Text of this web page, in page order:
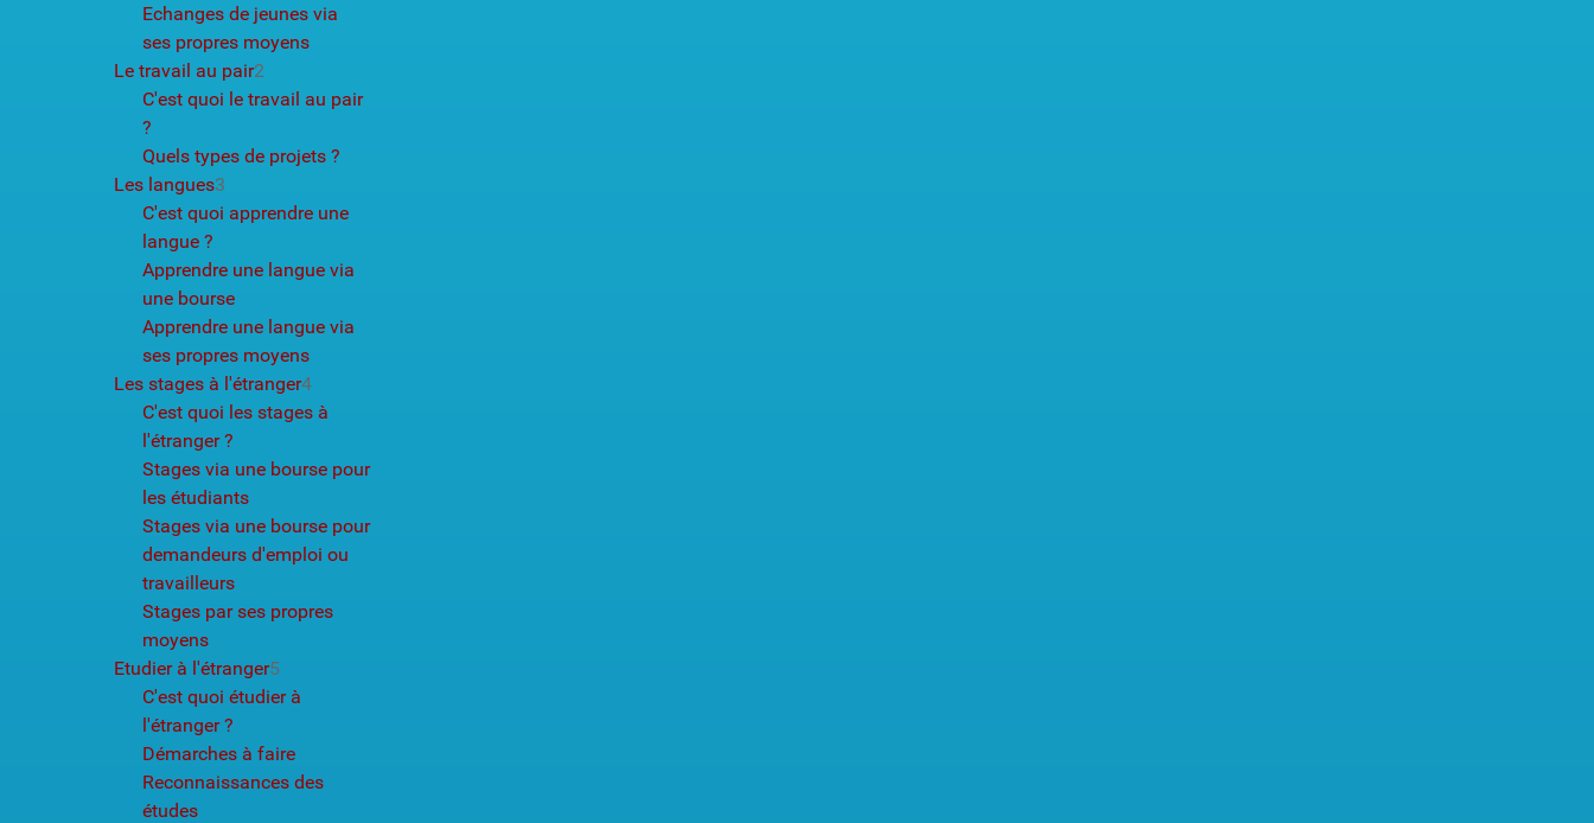
Echanges de jeunes via
ses propres moyens
Le travail au pair2
C'est quoi le travail au pair
?
Quels types de projets ?
Les langues3
C'est quoi apprendre une
langue ?
Apprendre une langue via
une bourse
Apprendre une langue via
ses propres moyens
Les stages à l'étranger4
C'est quoi les stages à
l'étranger ?
Stages via une bourse pour
les étudiants
Stages via une bourse pour
demandeurs d'emploi ou
travailleurs
Stages par ses propres
moyens
Etudier à l'étranger5
C'est quoi étudier à
l'étranger ?
Démarches à faire
Reconnaissances des
études